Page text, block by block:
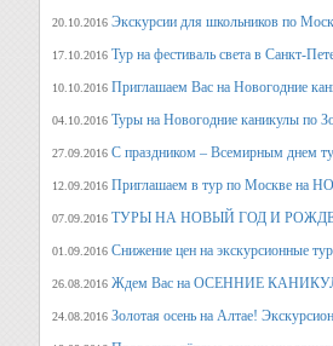
20.10.2016 Экскурсии для школьников по
17.10.2016 Тур на фестиваль света в Санкт-
10.10.2016 Приглашаем Вас на Новогодние
04.10.2016 Туры на Новогодние каникулы по
27.09.2016 С праздником – Всемирным днем
12.09.2016 Приглашаем в тур по Москве на
07.09.2016 ТУРЫ НА НОВЫЙ ГОД И
01.09.2016 Снижение цен на экскурсионные
26.08.2016 Ждем Вас на ОСЕННИЕ
24.08.2016 Золотая осень на Алтае!